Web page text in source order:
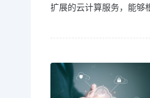
扩展的云计算服务，能够